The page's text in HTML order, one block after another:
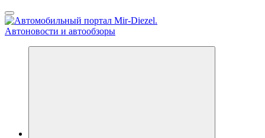
Перейти
к
содержанию
Справочник автомобилиста. Обзор новинок популярных